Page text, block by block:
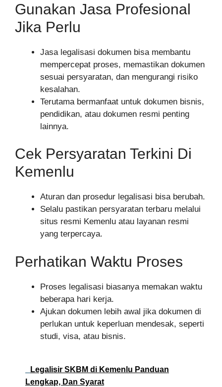
Gunakan Jasa Profesional
Jika Perlu
Jasa legalisasi dokumen bisa membantu
mempercepat proses, memastikan dokumen
sesuai persyaratan, dan mengurangi risiko
kesalahan.
Terutama bermanfaat untuk dokumen bisnis,
pendidikan, atau dokumen resmi penting
lainnya.
Cek Persyaratan Terkini Di
Kemenlu
Aturan dan prosedur legalisasi bisa berubah.
Selalu pastikan persyaratan terbaru melalui
situs resmi Kemenlu atau layanan resmi
yang terpercaya.
Perhatikan Waktu Proses
Proses legalisasi biasanya memakan waktu
beberapa hari kerja.
Ajukan dokumen lebih awal jika dokumen di
perlukan untuk keperluan mendesak, seperti
studi, visa, atau bisnis.
Legalisir SKBM di Kemenlu Panduan
Lengkap, Dan Syarat